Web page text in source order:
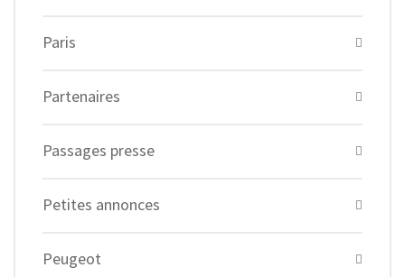
Paris
Partenaires
Passages presse
Petites annonces
Peugeot